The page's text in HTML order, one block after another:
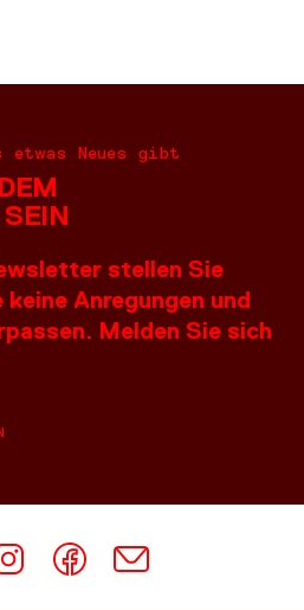
etwas Neues gibt
stellen Sie
Anregungen und
Melden Sie sich